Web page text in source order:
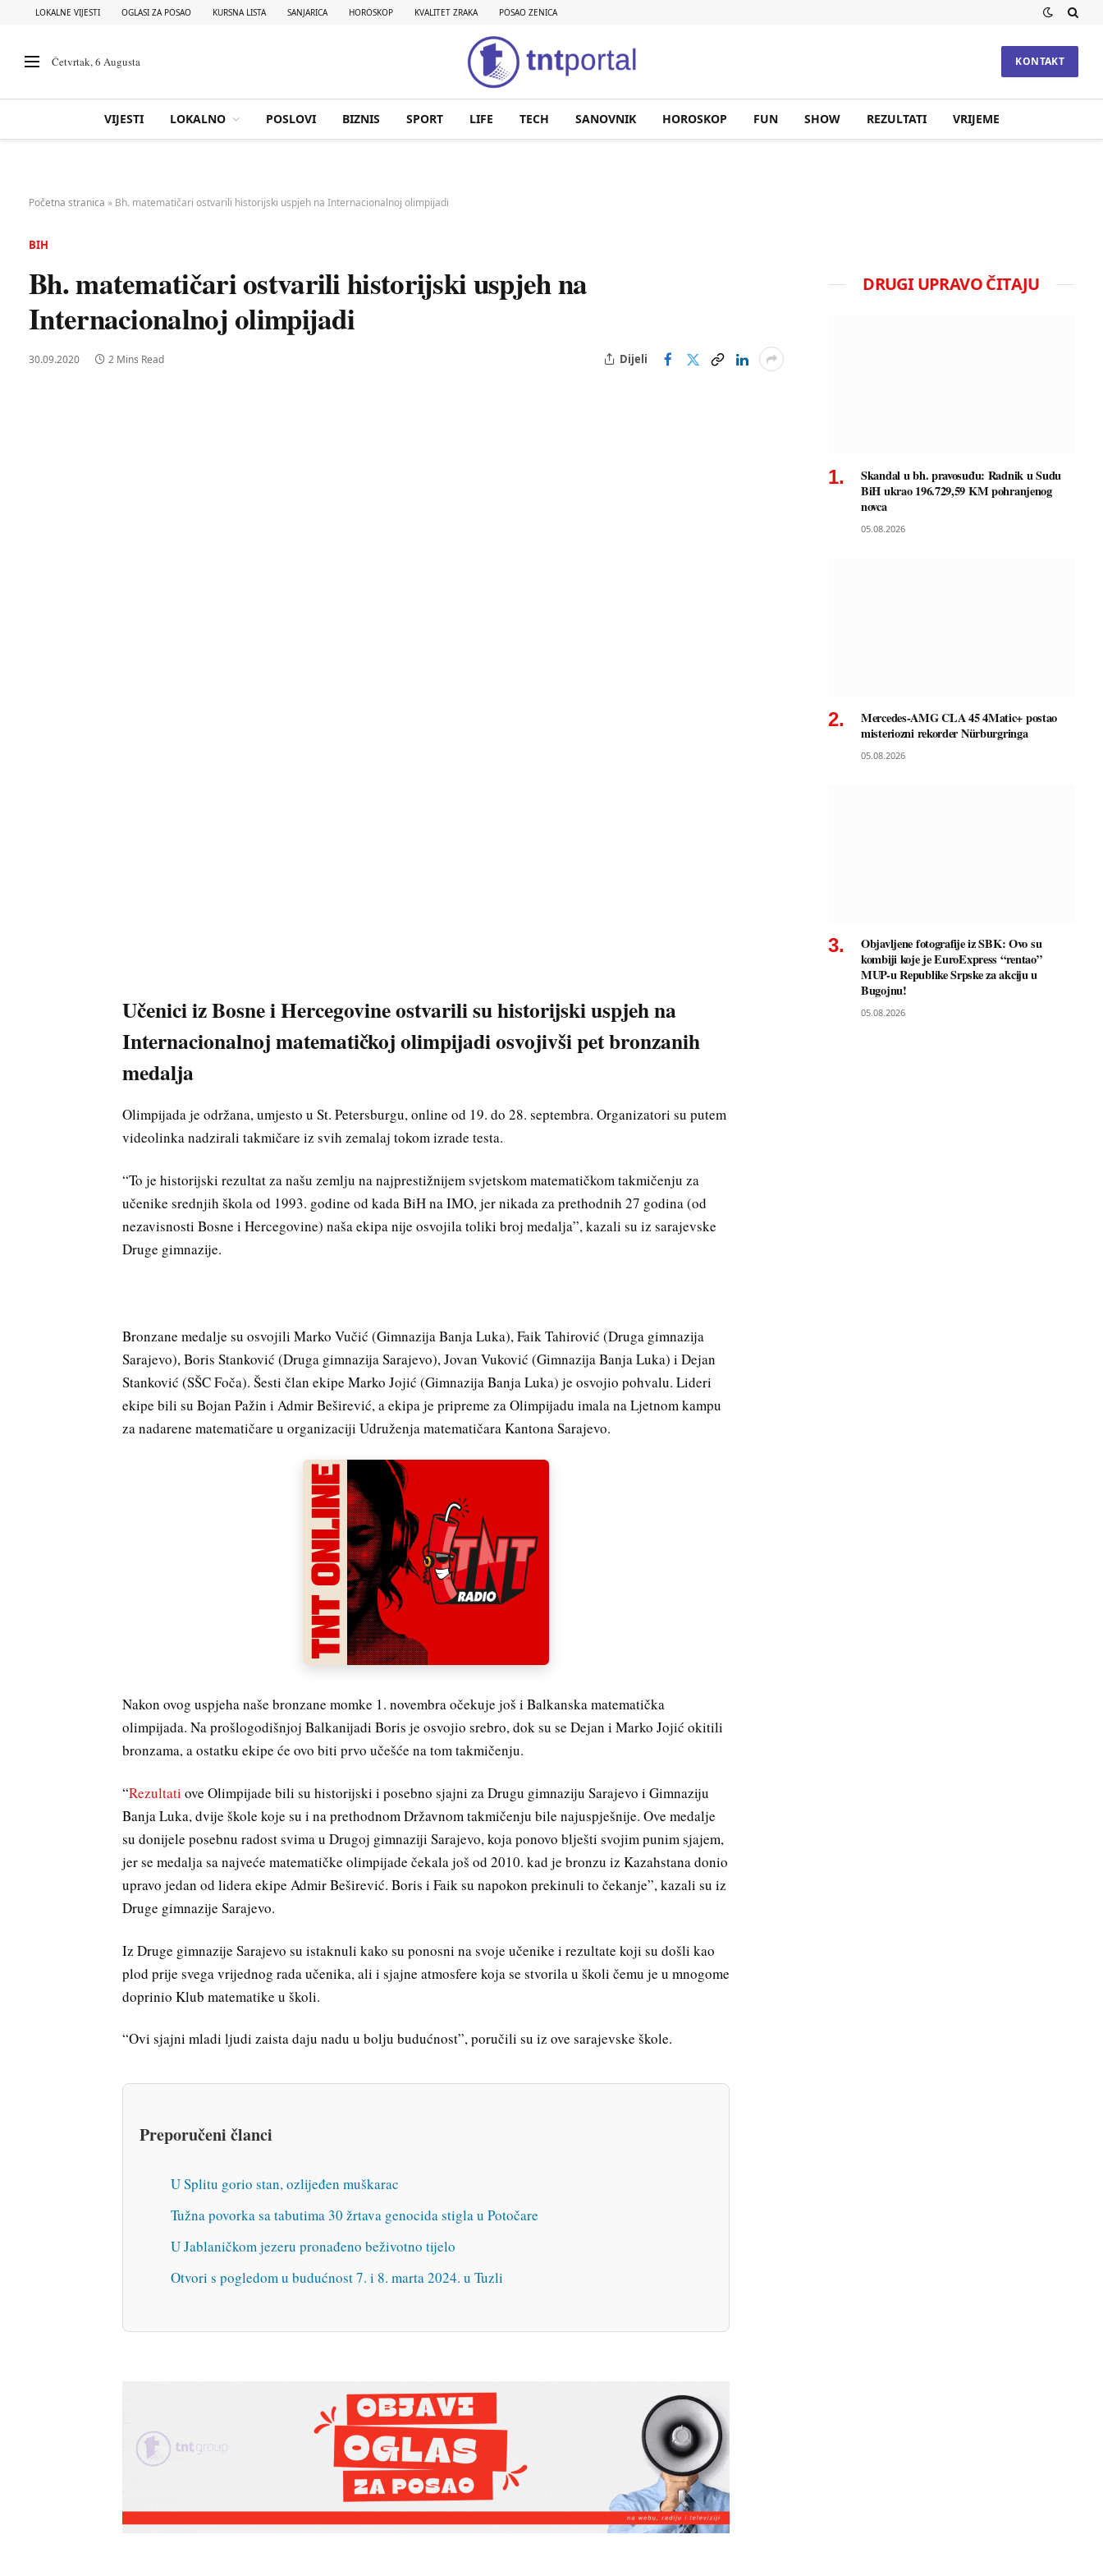
LOKALNE VIJESTI OGLASI ZA POSAO KURSNA LISTA SANJARICA HOROSKOP KVALITET ZRAKA POSAO ZENICA
Četvrtak, 6 Augusta KONTAKT
VIJESTI LOKALNO POSLOVI BIZNIS SPORT LIFE TECH SANOVNIK HOROSKOP FUN SHOW REZULTATI VRIJEME
Početna stranica » Bh. matematičari ostvarili historijski uspjeh na Internacionalnoj olimpijadi
BIH
Bh. matematičari ostvarili historijski uspjeh na
Internacionalnoj olimpijadi
30.09.2020 2 Mins Read Dijeli
Učenici iz Bosne i Hercegovine ostvarili su historijski uspjeh na
Internacionalnoj matematičkoj olimpijadi osvojivši pet bronzanih
medalja
Olimpijada je održana, umjesto u St. Petersburgu, online od 19. do 28. septembra. Organizatori su putem
videolinka nadzirali takmičare iz svih zemalaj tokom izrade testa.
“To je historijski rezultat za našu zemlju na najprestižnijem svjetskom matematičkom takmičenju za
učenike srednjih škola od 1993. godine od kada BiH na IMO, jer nikada za prethodnih 27 godina (od
nezavisnosti Bosne i Hercegovine) naša ekipa nije osvojila toliki broj medalja”, kazali su iz sarajevske
Druge gimnazije.
Bronzane medalje su osvojili Marko Vučić (Gimnazija Banja Luka), Faik Tahirović (Druga gimnazija
Sarajevo), Boris Stanković (Druga gimnazija Sarajevo), Jovan Vuković (Gimnazija Banja Luka) i Dejan
Stanković (SŠC Foča). Šesti član ekipe Marko Jojić (Gimnazija Banja Luka) je osvojio pohvalu. Lideri
ekipe bili su Bojan Pažin i Admir Beširević, a ekipa je pripreme za Olimpijadu imala na Ljetnom kampu
za nadarene matematičare u organizaciji Udruženja matematičara Kantona Sarajevo.
Nakon ovog uspjeha naše bronzane momke 1. novembra očekuje još i Balkanska matematička
olimpijada. Na prošlogodišnjoj Balkanijadi Boris je osvojio srebro, dok su se Dejan i Marko Jojić okitili
bronzama, a ostatku ekipe će ovo biti prvo učešće na tom takmičenju.
“Rezultati ove Olimpijade bili su historijski i posebno sjajni za Drugu gimnaziju Sarajevo i Gimnaziju
Banja Luka, dvije škole koje su i na prethodnom Državnom takmičenju bile najuspješnije. Ove medalje
su donijele posebnu radost svima u Drugoj gimnaziji Sarajevo, koja ponovo blješti svojim punim sjajem,
jer se medalja sa najveće matematičke olimpijade čekala još od 2010. kad je bronzu iz Kazahstana donio
upravo jedan od lidera ekipe Admir Beširević. Boris i Faik su napokon prekinuli to čekanje”, kazali su iz
Druge gimnazije Sarajevo.
Iz Druge gimnazije Sarajevo su istaknuli kako su ponosni na svoje učenike i rezultate koji su došli kao
plod prije svega vrijednog rada učenika, ali i sjajne atmosfere koja se stvorila u školi čemu je u mnogome
doprinio Klub matematike u školi.
“Ovi sjajni mladi ljudi zaista daju nadu u bolju budućnost”, poručili su iz ove sarajevske škole.
Preporučeni članci
U Splitu gorio stan, ozlijeđen muškarac
Tužna povorka sa tabutima 30 žrtava genocida stigla u Potočare
U Jablaničkom jezeru pronađeno beživotno tijelo
Otvori s pogledom u budućnost 7. i 8. marta 2024. u Tuzli
DRUGI UPRAVO ČITAJU
Skandal u bh. pravosuđu: Radnik u Sudu
BiH ukrao 196.729,59 KM pohranjenog
novca
05.08.2026
Mercedes-AMG CLA 45 4Matic+ postao
misteriozni rekorder Nürburgringa
05.08.2026
Objavljene fotografije iz SBK: Ovo su
kombiji koje je EuroExpress “rentao”
MUP-u Republike Srpske za akciju u
Bugojnu!
05.08.2026